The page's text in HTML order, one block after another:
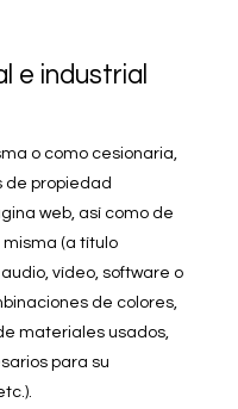
e industrial
o como cesionaria,
de propiedad
web, así como de
misma (a título
vídeo, software o
de colores,
materiales usados,
para su